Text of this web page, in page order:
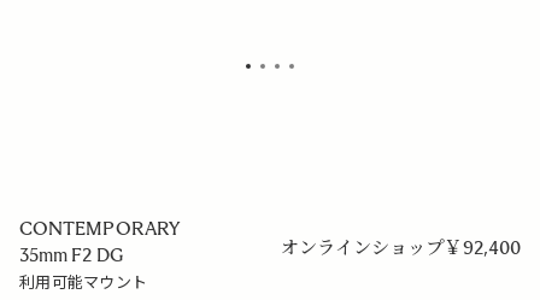
CONTEMPORARY
35mm F2 DG
オンラインショップ￥92,400
利用可能マウント